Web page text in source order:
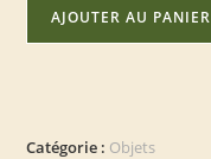
AJOUTER AU PANIER
Catégorie : Objets